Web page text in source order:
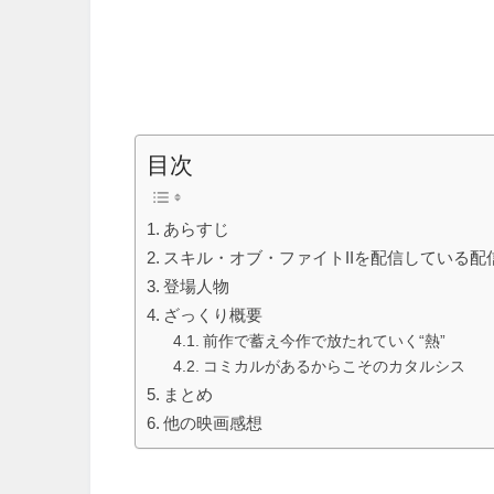
目次
あらすじ
スキル・オブ・ファイトIIを配信している配
登場人物
ざっくり概要
前作で蓄え今作で放たれていく“熱”
コミカルがあるからこそのカタルシス
まとめ
他の映画感想